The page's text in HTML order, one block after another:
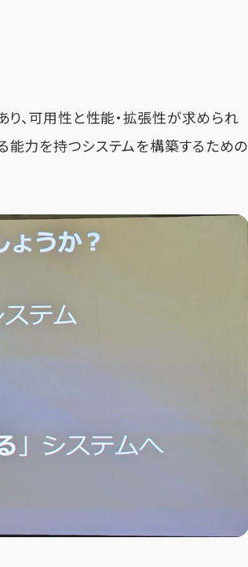
、可用性と性能・拡張性が求められ
能力を持つシステムを構築するための